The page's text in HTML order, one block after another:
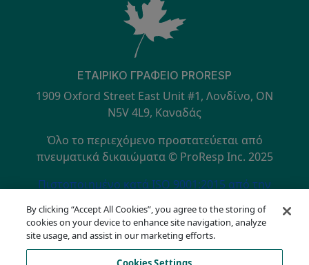
ΕΤΑΙΡΙΚΌ ΓΡΑΦΕΊΟ PRORESP
1909 Oxford Street East Unit #1, Λονδίνο, ON
N5V 4L9, Καναδάς
Όλο το περιεχόμενο προστατεύεται από
πνευματικά δικαιώματα © ProResp Inc. 2025
SECONDARY MENU
Πιστοποιημένο κατά ISO 9001:2015 από την
Πολιτική Απορρήτου
Γραμμή επικοινωνίας συμμόρφωσης
Όροι Χρήσης
By clicking “Accept All Cookies”, you agree to the storing of
cookies on your device to enhance site navigation, analyze
site usage, and assist in our marketing efforts.